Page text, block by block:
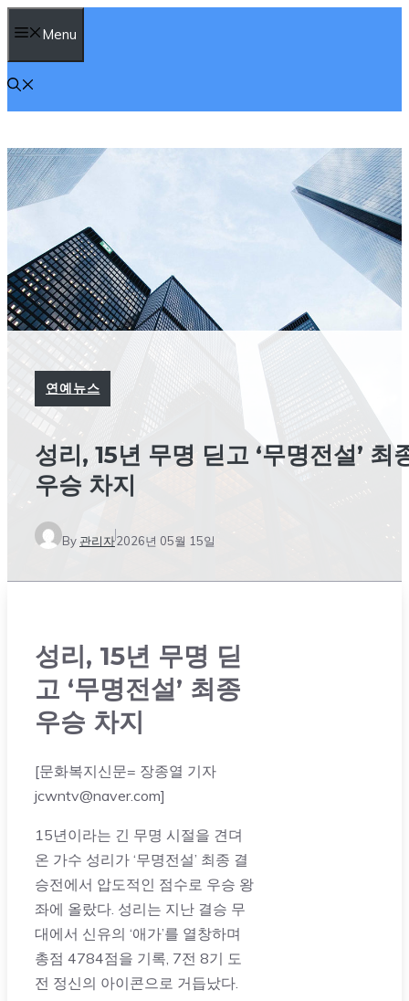
텐
츠
로
건
뛰
기
Menu
연예뉴스
성리, 15년 무명 딛고 ‘무명전설’ 최
우승 차지
By 관리자2026년 05월 15일
성리, 15년 무명 딛
고 ‘무명전설’ 최종
우승 차지
[문화복지신문= 장종열 기자
jcwntv@naver.com]
15년이라는 긴 무명 시절을 견뎌
온 가수 성리가 ‘무명전설’ 최종 결
승전에서 압도적인 점수로 우승 왕
좌에 올랐다. 성리는 지난 결승 무
대에서 신유의 ‘애가’를 열창하며
총점 4784점을 기록, 7전 8기 도
전 정신의 아이콘으로 거듭났다.